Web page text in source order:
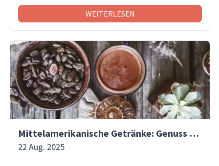
WEITERLESEN
Mittelamerikanische Getränke: Genuss mit Tradition
22 Aug. 2025